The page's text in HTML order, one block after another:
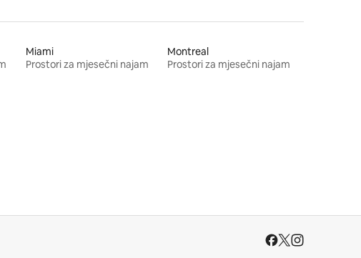
Miami
Prostori za mjesečni najam
Montreal
Prostori za mjesečni najam